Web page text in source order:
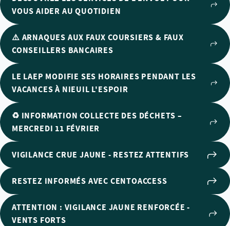
VOUS AIDER AU QUOTIDIEN
⚠️ ARNAQUES AUX FAUX COURSIERS & FAUX
CONSEILLERS BANCAIRES
LE LAEP MODIFIE SES HORAIRES PENDANT LES
VACANCES À NIEUIL L'ESPOIR
♻️ INFORMATION COLLECTE DES DÉCHETS –
MERCREDI 11 FÉVRIER
VIGILANCE CRUE JAUNE - RESTEZ ATTENTIFS
RESTEZ INFORMÉS AVEC CENTOACCESS
ATTENTION : VIGILANCE JAUNE RENFORCÉE -
VENTS FORTS